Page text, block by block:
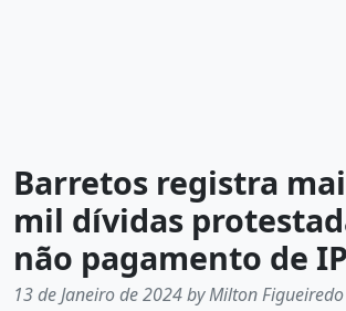
Barretos registra
mil dívidas
não pagamento de
13 de Janeiro de 2024 by Milton Figueiredo